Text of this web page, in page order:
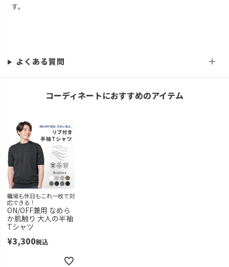
す。
よくある質問
コーディネートにおすすめのアイテム
職場も休日もこれ一枚で対
応できる！
ON/OFF兼用 なめら
か肌触り 大人の半袖
Tシャツ
¥3,300税込